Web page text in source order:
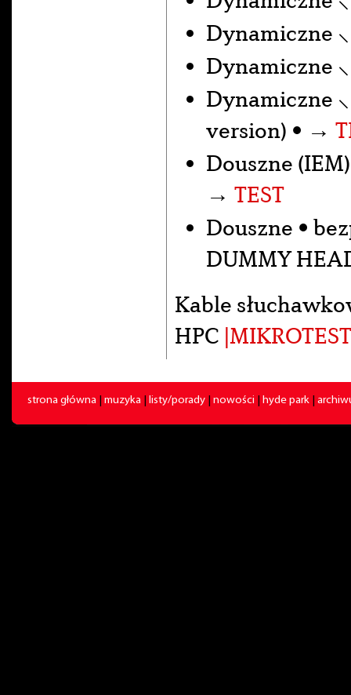
Dynamiczne
Dynamiczne
Dynamiczne
version) • →
Douszne
→ TEST
Douszne •
DUMMY
Kable
HPC
strona główna muzyka listy/porady nowości hyde park